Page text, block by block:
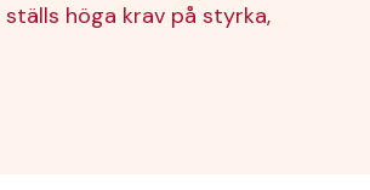
höga krav på styrka,